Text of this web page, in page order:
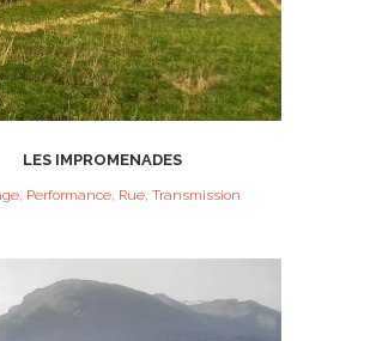
LES IMPROMENADES
Performance, Rue, Transmission